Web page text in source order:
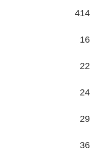
414
16
22
24
29
36